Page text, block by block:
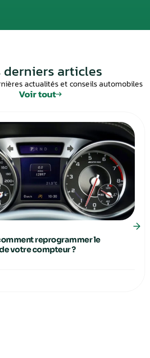
derniers articles
actualités et conseils automobiles
Voir tout
reprogrammer le
votre compteur ?